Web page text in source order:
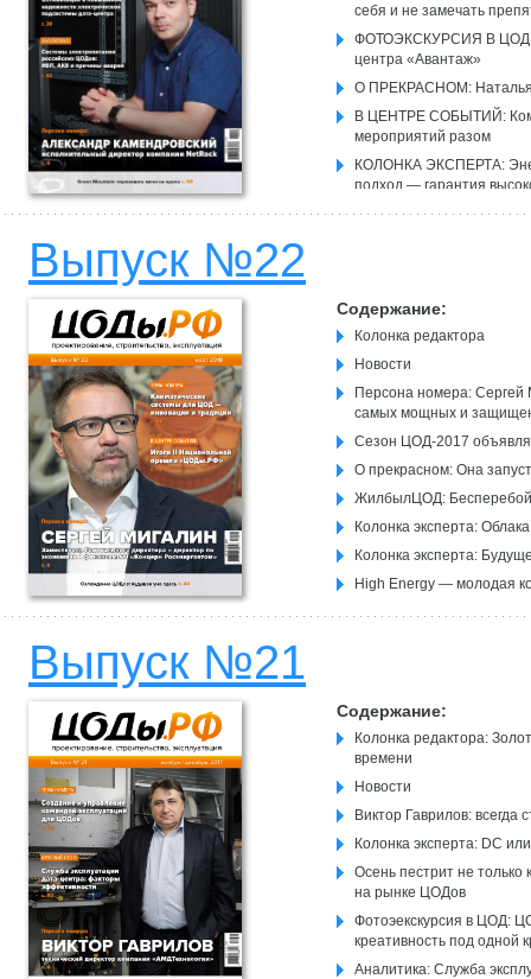
себя и не замечать
ФОТОЭКСКУРСИЯ В ЦОД:
центра «Авантаж»
О ПРЕКРАСНОМ: Наталья
В ЦЕНТРЕ СОБЫТИЙ:
мероприятий разом
КОЛОНКА ЭКСПЕРТА:
подход — гарантия
ПРОДУКТЫ И
Выпуск №22
Содержание:
Колонка редактора
Новости
Персона номера: Сергей
самых мощных и
Сезон ЦОД-2017
О прекрасном: Она
ЖилбылЦОД:
Колонка эксперта:
Колонка эксперта:
High Energy — молодая
Пять лет в авангарде
Выпуск №21
Содержание:
Колонка редактора:
времени
Новости
Виктор Гаврилов: всегда
Колонка эксперта: DC
Осень пестрит не
на рынке ЦОДов
Фотоэекскурсия в ЦОД:
креативность под одной
Аналитика: Служба